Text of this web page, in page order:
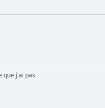
que j'ai pas